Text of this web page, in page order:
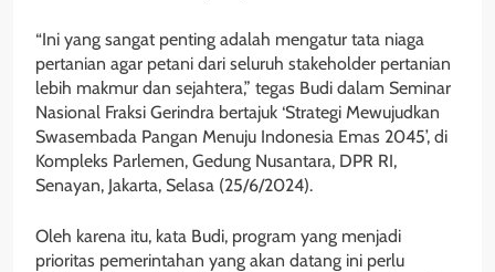
“Ini yang sangat penting adalah mengatur tata niaga
pertanian agar petani dari seluruh stakeholder pertanian
lebih makmur dan sejahtera,” tegas Budi dalam Seminar
Nasional Fraksi Gerindra bertajuk ‘Strategi Mewujudkan
Swasembada Pangan Menuju Indonesia Emas 2045’, di
Kompleks Parlemen, Gedung Nusantara, DPR RI,
Senayan, Jakarta, Selasa (25/6/2024).
Oleh karena itu, kata Budi, program yang menjadi
prioritas pemerintahan yang akan datang ini perlu